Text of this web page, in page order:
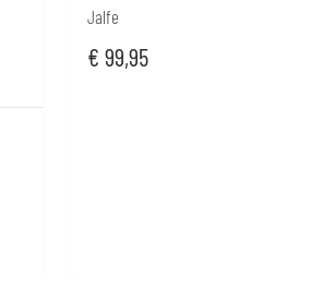
Jalfe
€ 99,95